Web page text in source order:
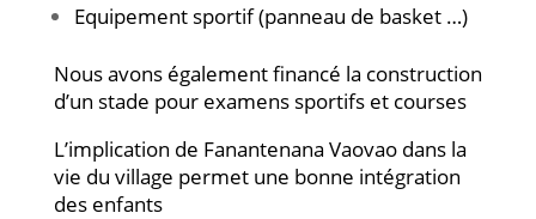
Equipement sportif (panneau de basket …)
Nous avons également financé la construction
d’un stade pour examens sportifs et courses
L’implication de Fanantenana Vaovao dans la
vie du village permet une bonne intégration
des enfants